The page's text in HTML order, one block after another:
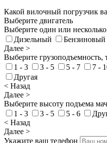
Какой вилочный погрузчик
Выберите двигатель
Выберите один или
Дизельный
Бензиновый
Далее >
Выберите грузоподъемность,
1 - 3
3 - 5 5 - 7 7 -
Другая
< Назад
Далее >
Выберите высоту подъема
1 - 3
3 - 5 5 - 6
< Назад
Далее >
Укажите ваш телефон